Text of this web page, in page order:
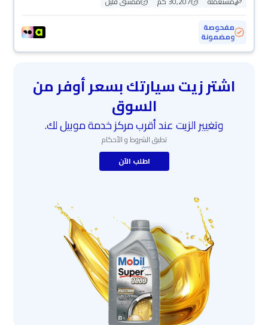
مفحوصة
ومضمونة
اشتر زيت سيارتك بسعر أوفر من
السوق
وتغيير الزيت عند أقرب مركز خدمة موبيل لك.
تطبق الشروط و الأحكام
اطلب الآن